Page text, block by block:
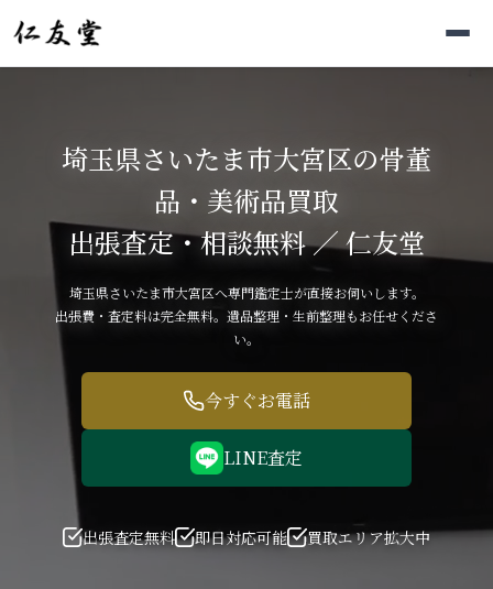
埼玉県さいたま市大宮区の骨董
品・美術品買取
出張査定・相談無料 ／ 仁友堂
埼玉県さいたま市大宮区へ専門鑑定士が直接お伺いします。
出張費・査定料は完全無料。遺品整理・生前整理もお任せくださ
い。
今すぐお電話
LINE査定
出張査定無料 即日対応可能 買取エリア拡大中